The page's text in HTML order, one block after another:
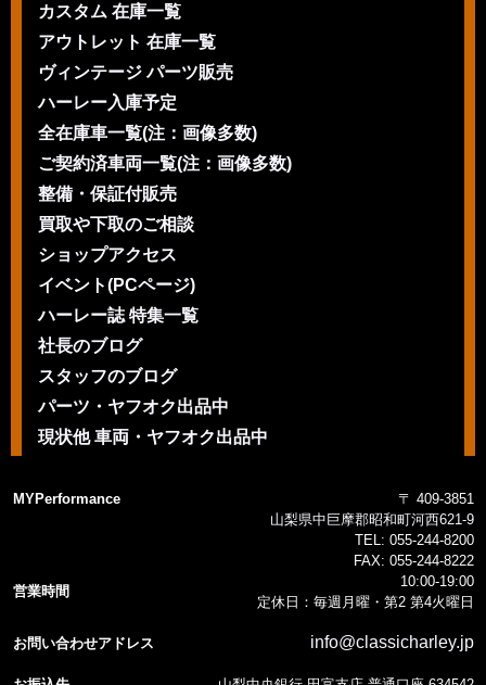
カスタム 在庫一覧
アウトレット 在庫一覧
ヴィンテージ パーツ販売
ハーレー入庫予定
全在庫車一覧(注：画像多数)
ご契約済車両一覧(注：画像多数)
整備・保証付販売
買取や下取のご相談
ショップアクセス
イベント(PCページ)
ハーレー誌 特集一覧
社長のブログ
スタッフのブログ
パーツ・ヤフオク出品中
現状他 車両・ヤフオク出品中
MYPerformance
〒 409-3851
山梨県中巨摩郡昭和町河西621-9
TEL: 055-244-8200
FAX: 055-244-8222
営業時間
10:00-19:00
定休日：毎週月曜・第2 第4火曜日
お問い合わせアドレス info@classicharley.jp